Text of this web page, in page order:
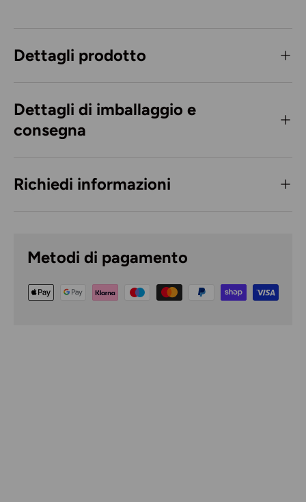
Dettagli prodotto
Dettagli di imballaggio e
consegna
Richiedi informazioni
Metodi di pagamento